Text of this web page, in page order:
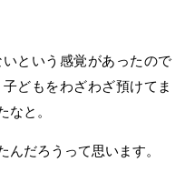
という感覚があったので
どもをわざわざ預けてま
なと。
だろうって思います。